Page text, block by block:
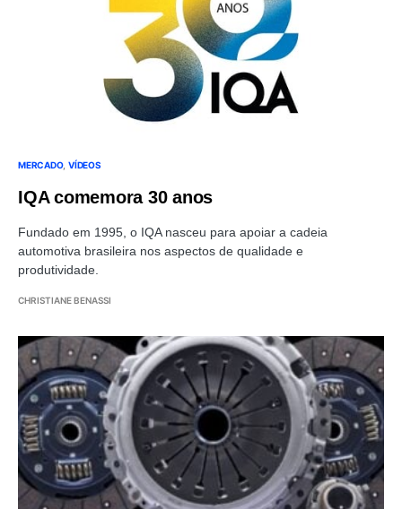
MERCADO VÍDEOS
IQA comemora 30 anos
Fundado em 1995, o IQA nasceu para apoiar a cadeia
automotiva brasileira nos aspectos de qualidade e
produtividade.
CHRISTIANE BENASSI